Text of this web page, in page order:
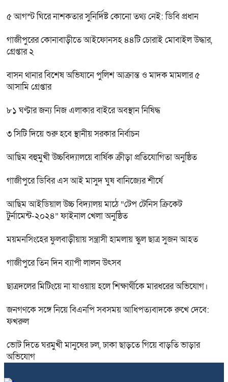
৫ আগস্ট ঘিরে নাশকতার সুনির্দিষ্ট কোনো তথ্য নেই: ডিবি প্রধান
গাজীপুরের কোনাবাড়ীতে আইফোনসহ ৪৪টি চোরাই মোবাইল উদ্ধার,
গ্রেপ্তার ২
বাসন থানার বিশেষ অভিযানে পুলিশ আক্রান্ত ও মাদক মামলার ৫
আসামি গ্রেপ্তার
৮১ ঘণ্টার জন্য নিজ এলাকার বাইরে অবস্থান নিষিদ্ধ
৩ সিটি দিয়ে শুরু হবে স্থানীয় সরকার নির্বাচন
আছিম বহুমুখী উচ্চবিদ্যালয়ে বার্ষিক ক্রীড়া প্রতিযোগিতা অনুষ্ঠিত
গাজীপুরে ডিবির এস আই মাসুদ ঘুষ বানিজ্যের শীর্ষে
আছিম আইডিয়াল উচ্চ বিদ্যালয় মাঠে “টেপ টেনিস ক্রিকেট
টুর্নামেন্ট-২০২৪” ফাইনাল খেলা অনুষ্ঠিত
ময়মনসিংহের ফুলবাড়ীয়ায় সন্ত্রাসী হামলায় স্কুল ছাত্র সুজন আহত
গাজীপুরে তিন দিন ব্যাপী লালন উৎসব
ছাত্রদলের মিটিংয়ে না যাওয়ায় হলে শিক্ষার্থীকে মারধরের অভিযোগ।
জনগণকে সঙ্গে নিয়ে বিএনপি সবসময় আধিপত্যবাদকে রুখে দেবে:
ফখরুল
ভোট দিতে ঘরমুখী মানুষের ঢল, ঢাকা ছাড়তে গিয়ে বাড়তি ভাড়ার
অভিযোগ